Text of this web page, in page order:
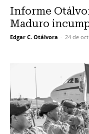
Informe
Maduro
Edgar C. Otálvora - 24 de